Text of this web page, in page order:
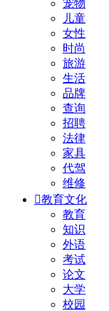
宠物
儿童
女性
时尚
旅游
生活
品牌
查询
招聘
法律
家具
代驾
维修
教育文化
教育
知识
外语
考试
论文
大学
校园